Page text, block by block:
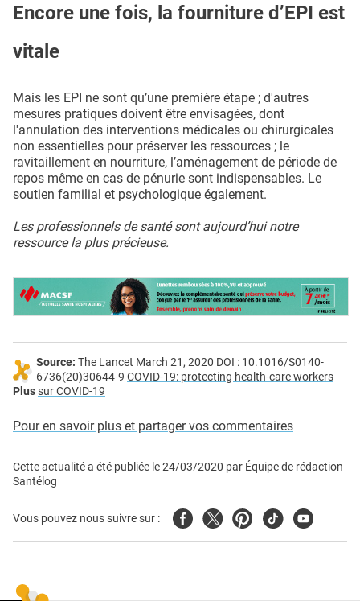
Encore une fois, la fourniture d’EPI est
vitale
Mais les EPI ne sont qu’une première étape ; d'autres
mesures pratiques doivent être envisagées, dont
l'annulation des interventions médicales ou chirurgicales
non essentielles pour préserver les ressources ; le
ravitaillement en nourriture, l’aménagement de période de
repos même en cas de pénurie sont indispensables. Le
soutien familial et psychologique également.
Les professionnels de santé sont aujourd’hui notre
ressource la plus précieuse.
Source: The Lancet March 21, 2020 DOI : 10.1016/S0140-
6736(20)30644-9 COVID-19: protecting health-care workers
Plussur COVID-19
Pour en savoir plus et partager vos commentaires
Cette actualité a été publiée le24/03/2020 par Équipe de rédaction
Santélog
Vous pouvez nous suivre sur : FacebookTwitterPinterest
TiktokYoutube